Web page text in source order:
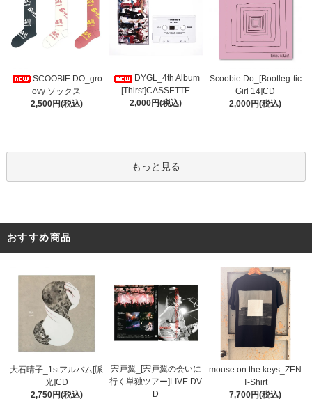
SCOOBIE DO_gro
ovy ソックス
2,500円(税込)
DYGL_4th Album
[Thirst]CASSETTE
2,000円(税込)
Scoobie Do_[Bootleg-tic
Girl 14]CD
2,000円(税込)
もっと見る
おすすめ商品
大石晴子_1stアルバム[脈
光]CD
2,750円(税込)
宍戸翼_[宍戸翼の会いに
行く単独ツアー]LIVE DV
D
mouse on the keys_ZEN
T-Shirt
7,700円(税込)